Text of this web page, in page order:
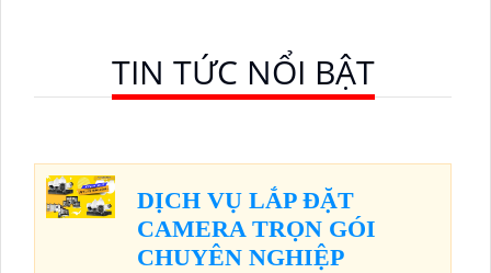
TIN TỨC NỔI BẬT
DỊCH VỤ LẮP ĐẶT
CAMERA TRỌN GÓI
CHUYÊN NGHIỆP